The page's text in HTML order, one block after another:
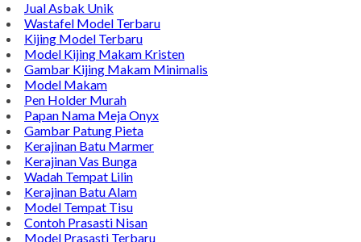
Bintang Antik Sejahtera merupakan situs online pengrajin
marmer yang tergabung dalam Group Bintang Antik
Sejahtera layanan yang terpercaya sejak tahun 2009 dan
terdapat lebih dari 50 orang pengrajin yang memiliki
keahlian tersendiri dibidang pengolahan marmer.
Kijing Makam
Kijing Marmer Bokoran
Model Makam Marmer
Lantai Marmer
Contoh Lantai Marmer
Contoh Wastafel Bulat
Jual Asbak Unik
Wastafel Model Terbaru
Kijing Model Terbaru